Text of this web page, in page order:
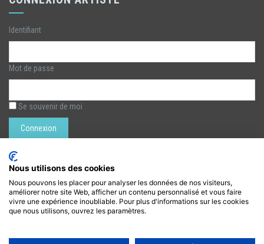
Identifiant
Mot de passe
Se souvenir de moi
Rechercher :
LÉZARTS DE LA BIÈVRE
https://www.lezarts-bievre.com
Nous utilisons des cookies
Nous pouvons les placer pour analyser les données de nos visiteurs,
améliorer notre site Web, afficher un contenu personnalisé et vous faire
vivre une expérience inoubliable. Pour plus d'informations sur les cookies
que nous utilisons, ouvrez les paramètres.